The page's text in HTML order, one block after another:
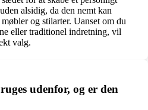
alsidig, da den nemt kan
og stilarter. Uanset om du
eller traditionel indretning, vil
valg.
udenfor, og er den